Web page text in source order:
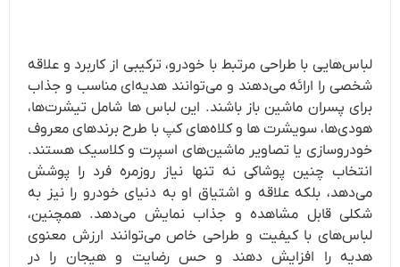
لباس‌هایی با طراحی مرتبط با خودرو، ترکیبی از کاربرد و علاقه
شخصی را ارائه می‌دهند و می‌توانند هدیه‌ای مناسب و جذاب
برای پسران ماشین باز باشند. این لباس ها شامل تیشرت‌ها،
هودی‌ها، سویشرت ها و کلاه‌های کپ با طرح برندهای معروف
خودروسازی یا تصاویر ماشین‌های اسپرت و کلاسیک هستند.
انتخاب چنین پوشاکی نه‌ تنها نیاز روزمره فرد را پوشش
می‌دهد، بلکه علاقه و اشتیاق او به دنیای خودرو را نیز به
شکلی قابل مشاهده و جذاب نمایش می‌دهد. همچنین،
لباس‌های با کیفیت و طراحی خاص می‌توانند ارزش معنوی
هدیه را افزایش دهند و حس رضایت و هیجان را در